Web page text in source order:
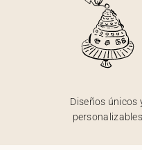
Diseños únicos
personalizables